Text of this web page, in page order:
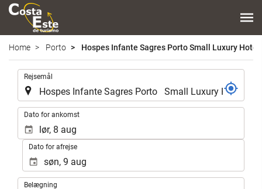
Home Porto Hospes Infante Sagres Porto Small Luxury
Rejsemål
Dato for ankomst
Dato for afrejse
Belægning
Belægning